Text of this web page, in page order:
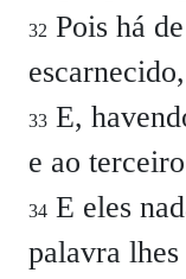
32 Pois há
33 E,
e ao
34 E eles
palavra